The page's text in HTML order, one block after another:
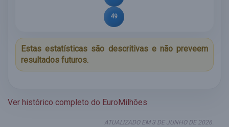
49
Estas estatísticas são descritivas e não preveem
resultados futuros.
Ver histórico completo do EuroMilhões
ATUALIZADO EM 3 DE JUNHO DE 2026.